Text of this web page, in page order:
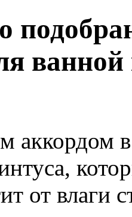
в
от влаги